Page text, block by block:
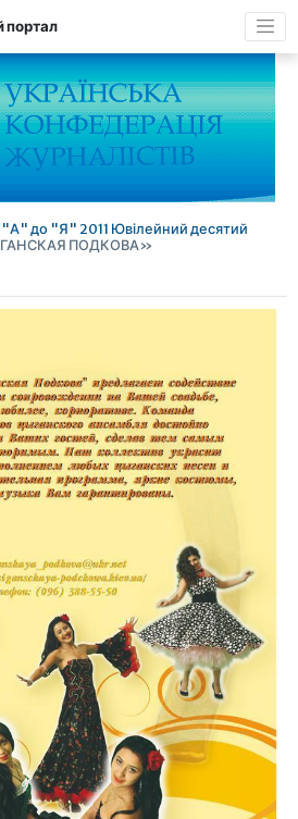
портал
"А" до "Я" 2011 Ювілейний десятий
ПОДКОВА»